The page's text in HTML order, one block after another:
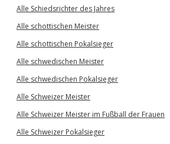
Alle Schiedsrichter des Jahres
Alle schottischen Meister
Alle schottischen Pokalsieger
Alle schwedischen Meister
Alle schwedischen Pokalsieger
Alle Schweizer Meister
Alle Schweizer Meister im Fußball der Frauen
Alle Schweizer Pokalsieger